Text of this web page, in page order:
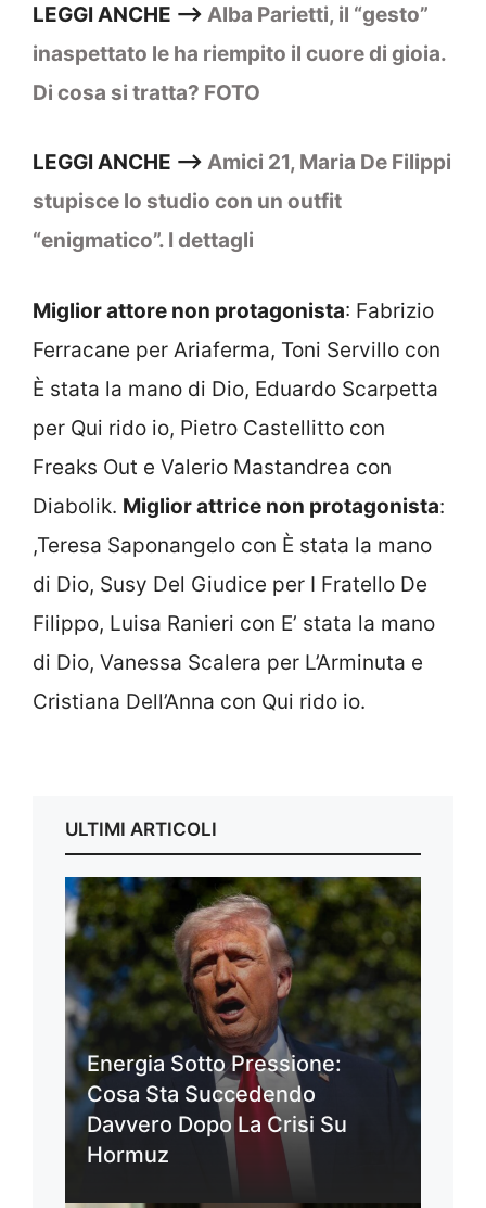
LEGGI ANCHE –> Alba Parietti, il “gesto”
inaspettato le ha riempito il cuore di gioia.
Di cosa si tratta? FOTO
LEGGI ANCHE –> Amici 21, Maria De Filippi
stupisce lo studio con un outfit
“enigmatico”. I dettagli
Miglior attore non protagonista: Fabrizio
Ferracane per Ariaferma, Toni Servillo con
È stata la mano di Dio, Eduardo Scarpetta
per Qui rido io, Pietro Castellitto con
Freaks Out e Valerio Mastandrea con
Diabolik. Miglior attrice non protagonista:
,Teresa Saponangelo con È stata la mano
di Dio, Susy Del Giudice per I Fratello De
Filippo, Luisa Ranieri con E’ stata la mano
di Dio, Vanessa Scalera per L’Arminuta e
Cristiana Dell’Anna con Qui rido io.
ULTIMI ARTICOLI
Energia Sotto Pressione:
Cosa Sta Succedendo
Davvero Dopo La Crisi Su
Hormuz